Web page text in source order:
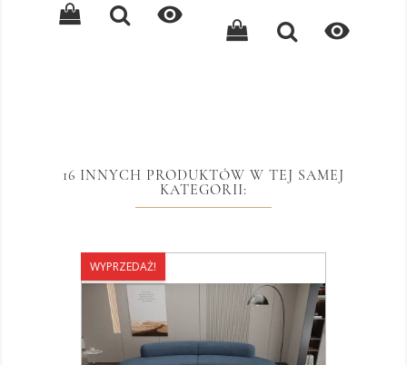


16 INNYCH PRODUKTÓW W TEJ SAMEJ
KATEGORII:
WYPRZEDAŻ!